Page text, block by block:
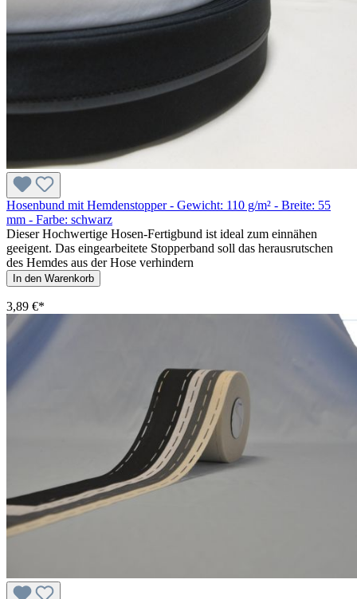
Hosenbund mit Hemdenstopper - Gewicht: 110 g/m² - Breite: 55
mm - Farbe: schwarz
Dieser Hochwertige Hosen-Fertigbund ist ideal zum einnähen
geeigent. Das eingearbeitete Stopperband soll das herausrutschen
des Hemdes aus der Hose verhindern
In den Warenkorb
3,89 €*